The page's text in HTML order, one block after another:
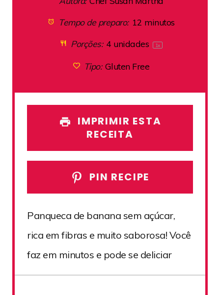
Tempo de preparo: 12 minutos
Porções: 4 unidades 1x
Tipo: Gluten Free
IMPRIMIR ESTA
RECEITA
PIN RECIPE
Panqueca de banana sem açúcar,
rica em fibras e muito saborosa! Você
faz em minutos e pode se deliciar